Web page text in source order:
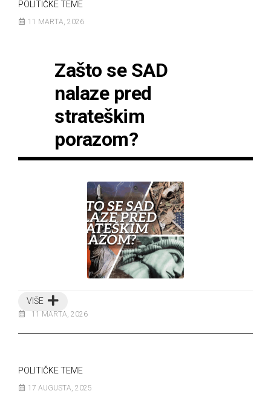
POLITIČKE TEME
11 MARTA, 2026
Zašto se SAD
nalaze pred
strateškim
porazom?
VIŠE
11 MARTA, 2026
POLITIČKE TEME
17 AUGUSTA, 2025